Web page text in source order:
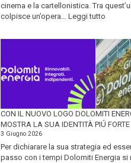
cinema e la cartellonistica. Tra
colpisce un’opera… Leggi tutto
CON IL NUOVO LOGO DOLOMITI
MOSTRA LA SUA IDENTITÀ PIÚ FORTE
3 Giugno 2026
Per dichiarare la sua strategia ed
passo con i tempi Dolomiti Energia si